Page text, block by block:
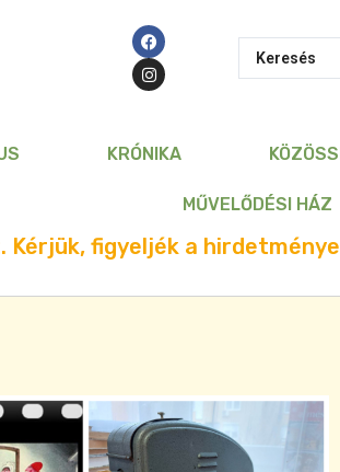
KRÓNIKA
MŰVELŐDÉSI HÁZ
figyeljék a